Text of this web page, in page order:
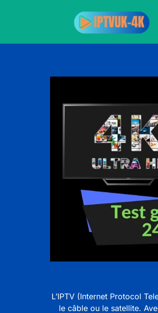
L’IPTV (Internet Protocol
le câble ou le satellite.